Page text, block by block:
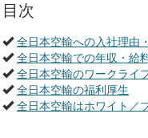
目次
全日本空輸への入社理由
全日本空輸での年収・給
全日本空輸のワークライ
全日本空輸の福利厚生
全日本空輸はホワイト／